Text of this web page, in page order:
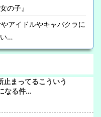
の子』
アイドルやキャバクラに
…
止まってるこういう
なる件…